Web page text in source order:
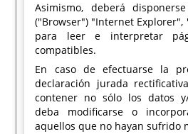
Asimismo, deberá
("Browser") "Internet
para leer e interpretar
compatibles.
En caso de efectuarse la
declaración jurada
contener no sólo los datos
deba modificarse o
aquellos que no hayan sufrido